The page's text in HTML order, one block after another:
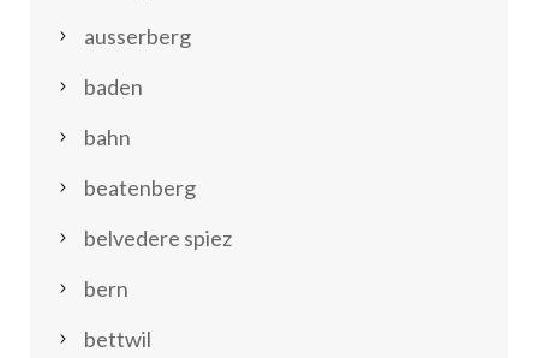
ausserberg
baden
bahn
beatenberg
belvedere spiez
bern
bettwil